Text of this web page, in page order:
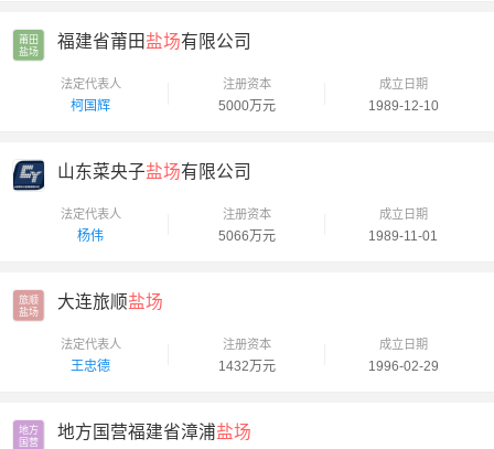
莆田
盐场
福建省莆田 盐场有限公司
法定代表人
柯国辉
注册资本
5000万元
成立日期
1989-12-10
山东菜央子盐场有限公司
法定代表人
杨伟
注册资本
5066万元
成立日期
1989-11-01
旅顺
盐场
大连旅顺盐场
法定代表人
王忠德
注册资本
1432万元
成立日期
1996-02-29
地方
国营
地方国营福建省漳浦盐场